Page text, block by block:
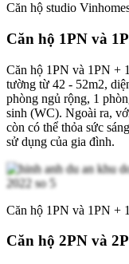
Căn hộ studio
Căn hộ 1PN và
Căn hộ 1PN và 1PN +
tường từ 42 - 52m2,
phòng ngủ rộng, 1
sinh (WC). Ngoài ra,
còn có thể thỏa sức
sử dụng của gia đình.
Căn hộ 1PN và 1PN +
Căn hộ 2PN và